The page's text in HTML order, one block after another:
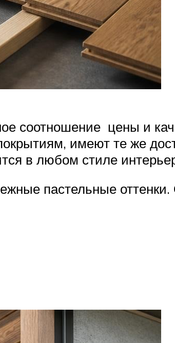
соотношение цены и
имеют те же
в любом стиле
пастельные оттенки.